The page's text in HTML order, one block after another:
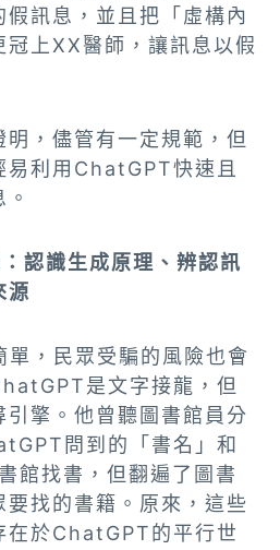
訊息，並且把「虛構內
冠上XX醫師，讓訊息以假
，儘管有一定規範，但
易利用ChatGPT快速且
認識生成原理、辨認訊
源
，民眾受騙的風險也會
是文字接龍，但
擎。他曾聽圖書館員分
問到的「書名」和
館找書，但翻遍了圖書
找的書籍。原來，這些
在於ChatGPT的平行世